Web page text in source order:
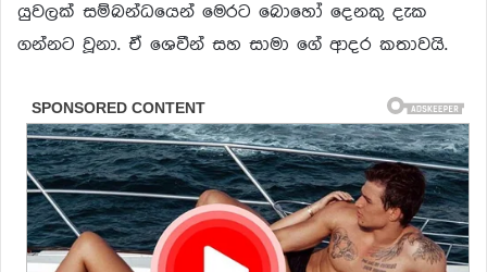
යුවලක් සම්බන්ධයෙන් මෙරට බොහෝ දෙනකු දැක
ගන්නට වූනා. ඒ ශෙවීන් සහ සාමා ගේ ආදර කතාවයි.